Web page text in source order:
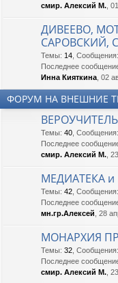
смир. Алексий М. ,
ДИВЕЕВО,
САРОВСКИЙ,
Темы: 14 Сообщения:
Последнее
Инна Кияткина , 02
ФОРУМ НА ВНЕШНИЕ
Темы: 40 Сообщения:
Последнее
смир. Алексий М. ,
МЕДИАТЕКА
Темы: 42 Сообщения:
Последнее
мн.гр.Алексей , 28
МОНАРХИЯ
Темы: 32 Сообщения:
Последнее
смир. Алексий М. ,